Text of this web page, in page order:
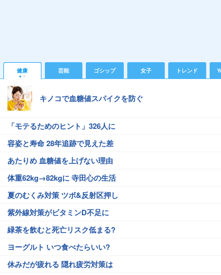
健康 芸能 ゴシップ 女子 トレンド
キノコで血糖値スパイクを防ぐ
「モテるためのヒント」326人に
容姿と寿命 28年追跡で見えた差
あたりめ 血糖値を上げない理由
体重62kg→82kgに 寺田心の生活
夏のむくみ対策 ツボ&反射区押し
紫外線対策がビタミンD不足に
緑茶を飲むと死亡リスク低まる?
ヨーグルト いつ食べたらいい?
休みだが疲れる 隠れ疲労対策は